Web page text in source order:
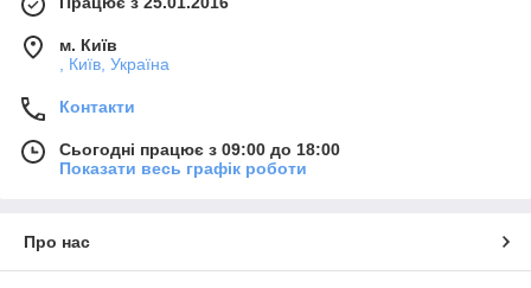
м. Київ
, Київ, Україна
Контакти
Сьогодні працює з 09:00 до 18:00
Показати весь графік роботи
Про нас